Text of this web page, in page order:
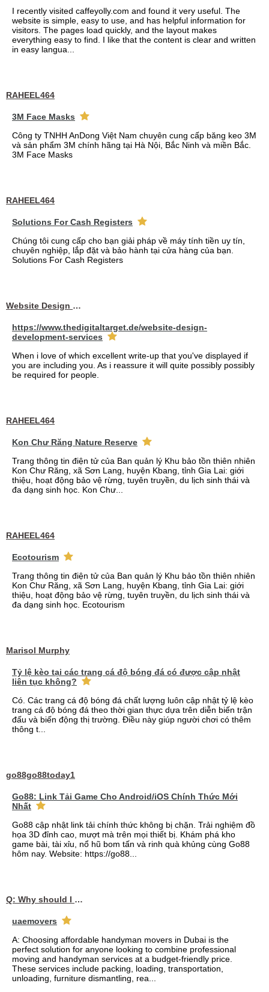
I recently visited caffeyolly.com and found it very useful. The
website is simple, easy to use, and has helpful information for
visitors. The pages load quickly, and the layout makes
everything easy to find. I like that the content is clear and written
in easy langua...
RAHEEL464
3M Face Masks
Công ty TNHH AnDong Việt Nam chuyên cung cấp băng keo 3M
và sản phẩm 3M chính hãng tại Hà Nội, Bắc Ninh và miền Bắc.
3M Face Masks
RAHEEL464
Solutions For Cash Registers
Chúng tôi cung cấp cho bạn giải pháp về máy tính tiền uy tín,
chuyên nghiệp, lắp đặt và bảo hành tại cửa hàng của bạn.
Solutions For Cash Registers
Website Design Services berin
https://www.thedigitaltarget.de/website-design-
development-services
When i love of which excellent write-up that you've displayed if
you are including you. As i reassure it will quite possibly possibly
be required for people.
RAHEEL464
Kon Chư Răng Nature Reserve
Trang thông tin điện tử của Ban quản lý Khu bảo tồn thiên nhiên
Kon Chư Răng, xã Sơn Lang, huyện Kbang, tỉnh Gia Lai: giới
thiệu, hoạt động bảo vệ rừng, tuyên truyền, du lịch sinh thái và
đa dạng sinh học. Kon Chư...
RAHEEL464
Ecotourism
Trang thông tin điện tử của Ban quản lý Khu bảo tồn thiên nhiên
Kon Chư Răng, xã Sơn Lang, huyện Kbang, tỉnh Gia Lai: giới
thiệu, hoạt động bảo vệ rừng, tuyên truyền, du lịch sinh thái và
đa dạng sinh học. Ecotourism
Marisol Murphy
Tỷ lệ kèo tại các trang cá độ bóng đá có được cập nhật
liên tục không?
Có. Các trang cá độ bóng đá chất lượng luôn cập nhật tỷ lệ kèo
trang cá độ bóng đá theo thời gian thực dựa trên diễn biến trận
đấu và biến động thị trường. Điều này giúp người chơi có thêm
thông t...
go88go88today1
Go88: Link Tải Game Cho Android/iOS Chính Thức Mới
Nhất
Go88 cập nhật link tải chính thức không bị chặn. Trải nghiệm đồ
họa 3D đỉnh cao, mượt mà trên mọi thiết bị. Khám phá kho
game bài, tài xỉu, nổ hũ bom tấn và rinh quà khủng cùng Go88
hôm nay. Website: https://go88...
Q: Why should I choose affordable handyman movers in Dubai for my relocation and maintenance needs?
uaemovers
A: Choosing affordable handyman movers in Dubai is the
perfect solution for anyone looking to combine professional
moving and handyman services at a budget-friendly price.
These services include packing, loading, transportation,
unloading, furniture dismantling, rea...